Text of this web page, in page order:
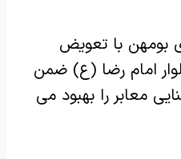
بومهن با تعویض
امام رضا (ع) ضمن
معابر را بهبود می